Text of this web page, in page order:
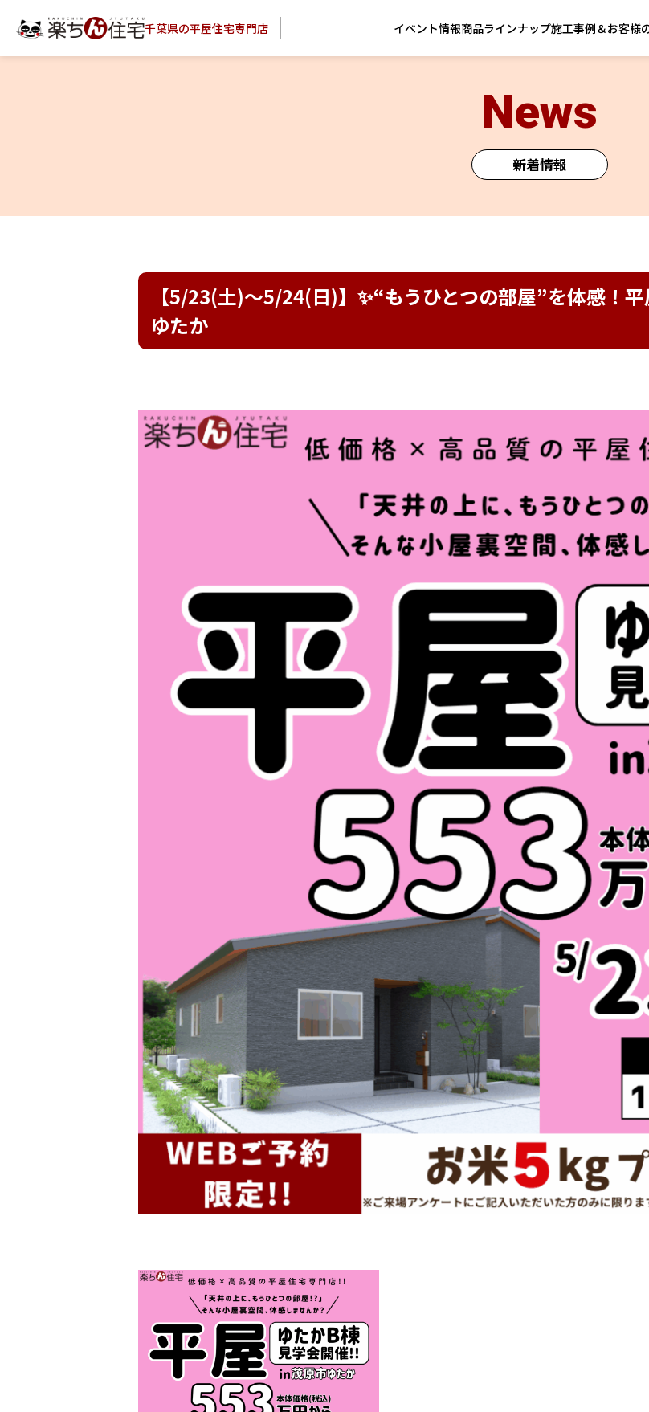
千葉県の平屋住宅専門店 イベント情報商品ラインナップ施工事例＆お客様
新着情報
News
【5/23(土)～5/24(日)】✨“もうひとつの部屋”を体感！
ゆたか